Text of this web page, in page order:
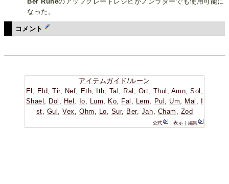
なった。
コメント
アイテムガイド/ルーン
El
Eld ,Tir, Nef Eth Ith Tal Ral Ort Thul Amn ,Sol
Shael
Dol Hel Io Lum Ko Fal Lem Pul Um Mal
st
Gul ,Vex ,Ohm Lo Sur, Ber, Jah Cham Zod
公式 ｜表示 ｜ 編集